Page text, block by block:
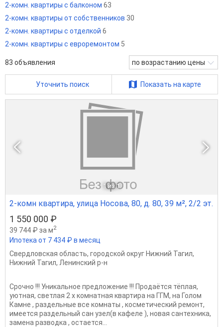
2-комн. квартиры с балконом 63
2-комн. квартиры от собственников 30
2-комн. квартиры с отделкой 6
2-комн. квартиры с евроремонтом 5
83 объявления по возрастанию цены
Уточнить поиск Показать на карте
1 из 1
2-комн квартира, улица Носова, 80, д. 80, 39 м², 2/2 эт.
1 550 000 ₽
39 744 ₽ за м2
Ипотека от 7 434 ₽ в месяц
Свердловская область, городской округ Нижний Тагил,
Нижний Тагил, Ленинский р-н
Срочно !!! Уникальное предложение !!! Продаётся тёплая,
уютная, светлая 2 х комнатная квартира на ГГМ, на Голом
Камне , раздельные все комнаты , косметический ремонт,
имеется раздельный сан узел(в кафеле ), новая сантехника,
замена разводка , остается...